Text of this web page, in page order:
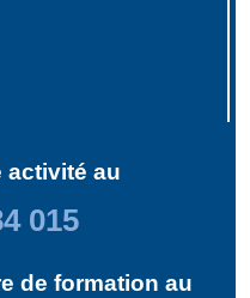
activité au
015
de formation au